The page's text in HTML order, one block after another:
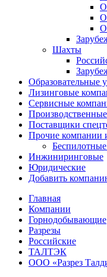
Шахты
Образовательные
Лизинговые
Сервисные
Поставщики
Прочие компании
Инжиниринговые
Юридические
Добавить
Главная
Компании
Горнодобывающие
Разрезы
Российские
ТАЛТЭК
ООО «Разрез